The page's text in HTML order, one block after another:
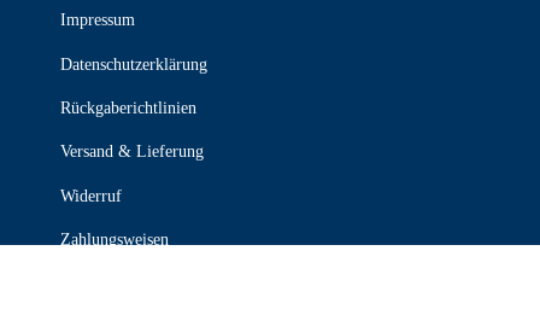
Impressum
Datenschutzerklärung
Rückgaberichtlinien
Versand & Lieferung
Widerruf
Zahlungsweisen